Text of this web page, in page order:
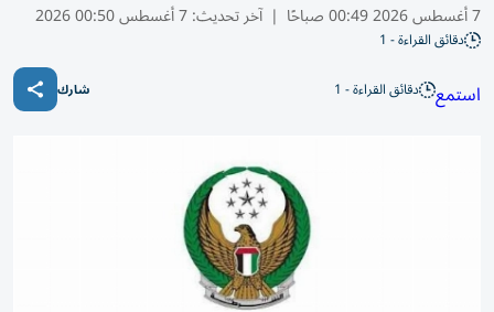
7 أغسطس 2026 00:49 صباحًا | آخر تحديث:7 أغسطس 00:50 2026
دقائق القراءة - 1
استمع دقائق القراءة - 1 شارك